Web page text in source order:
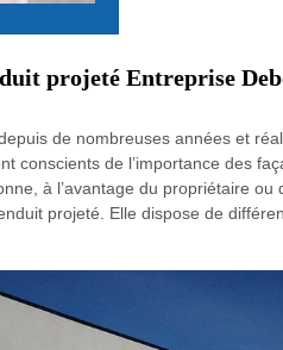
projeté Entreprise
de nombreuses années et
conscients de l’importance des
à l’avantage du propriétaire
projeté. Elle dispose de